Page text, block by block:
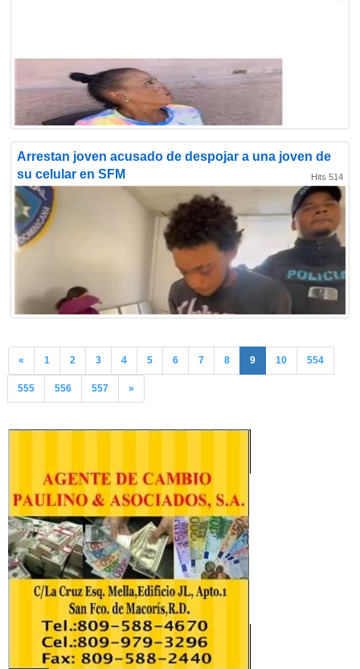
Arrestan joven acusado de despojar a una joven de
su celular en SFM
Hits 514
« 1 2 3 4 5 6 7 8 9 10 554
555 556 557 »